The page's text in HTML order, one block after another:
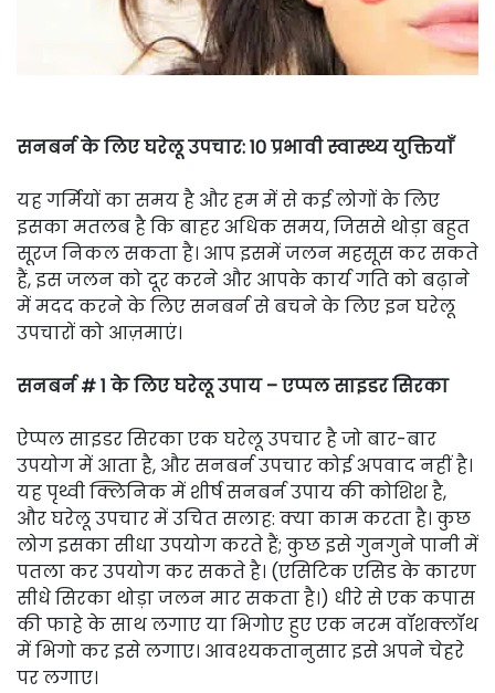
सनबर्न के लिए घरेलू उपचार: 10 प्रभावी स्वास्थ्य युक्तियाँ
यह गर्मियों का समय है और हम में से कई लोगों के लिए
इसका मतलब है कि बाहर अधिक समय, जिससे थोड़ा बहुत
सूरज निकल सकता है। आप इसमें जलन महसूस कर सकते
हैं, इस जलन को दूर करने और आपके कार्य गति को बढ़ाने
में मदद करने के लिए सनबर्न से बचने के लिए इन घरेलू
उपचारों को आज़माएं।
सनबर्न # 1 के लिए घरेलू उपाय – एप्पल साइडर सिरका
ऐप्पल साइडर सिरका एक घरेलू उपचार है जो बार-बार
उपयोग में आता है, और सनबर्न उपचार कोई अपवाद नहीं है।
यह पृथ्वी क्लिनिक में शीर्ष सनबर्न उपाय की कोशिश है,
और घरेलू उपचार में उचित सलाह: क्या काम करता है। कुछ
लोग इसका सीधा उपयोग करते हैं; कुछ इसे गुनगुने पानी में
पतला कर उपयोग कर सकते है। (एसिटिक एसिड के कारण
सीधे सिरका थोड़ा जलन मार सकता है।) धीरे से एक कपास
की फाहे के साथ लगाए या भिगोए हुए एक नरम वॉशक्लॉथ
में भिगो कर इसे लगाए। आवश्यकतानुसार इसे अपने चेहरे
पर लगाए।